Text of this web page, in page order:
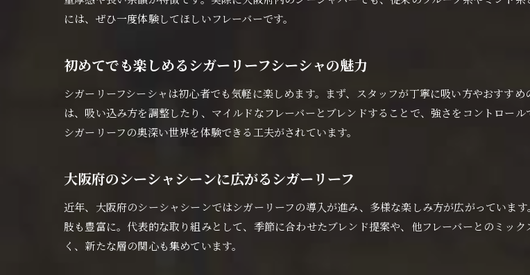
シガーリーフを選ぶなら大阪府で決まり
シガーリーフ選びで失敗しないポ
には、ぜひ一度体験してほしいフレーバーです。
初めてでも楽しめるシガーリーフシーシャの魅力
シガーリーフシーシャは初心者でも気軽に楽しめます。まず、スタッフが丁寧に吸い方やおすす
は、吸い込み方を調整したり、マイルドなフレーバーとブレンドすることで、強さをコントロー
シガーリーフの奥深い世界を体験できる工夫がされています。
大阪府のシーシャシーンに広がるシガーリーフ
近年、大阪府のシーシャシーンではシガーリーフの導入が進み、多様な楽しみ方が広がってい
肢も豊富に。代表的な取り組みとして、季節に合わせたブレンド提案や、他フレーバーとのミッ
く、新たな層の関心も集めています。